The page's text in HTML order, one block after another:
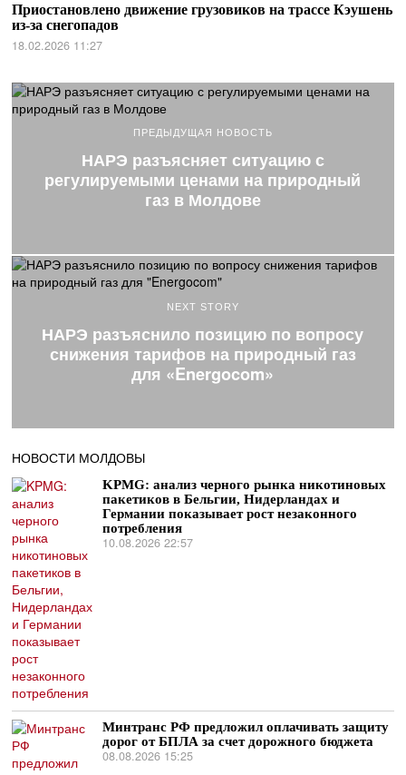
Приостановлено движение грузовиков на трассе Кэушень
из-за снегопадов
18.02.2026 11:27
ПРЕДЫДУЩАЯ НОВОСТЬ
НАРЭ разъясняет ситуацию с
регулируемыми ценами на природный
газ в Молдове
NEXT STORY
НАРЭ разъяснило позицию по вопросу
снижения тарифов на природный газ
для «Energocom»
НОВОСТИ МОЛДОВЫ
KPMG: анализ черного рынка никотиновых
пакетиков в Бельгии, Нидерландах и
Германии показывает рост незаконного
потребления
10.08.2026 22:57
Минтранс РФ предложил оплачивать защиту
дорог от БПЛА за счет дорожного бюджета
08.08.2026 15:25